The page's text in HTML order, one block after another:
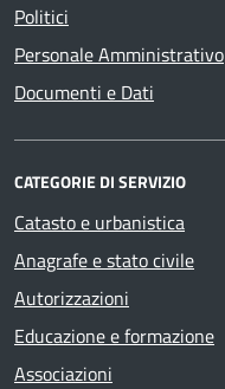
Politici
Personale Amministrativo
Documenti e Dati
CATEGORIE DI SERVIZIO
Catasto e urbanistica
Anagrafe e stato civile
Autorizzazioni
Educazione e formazione
Associazioni